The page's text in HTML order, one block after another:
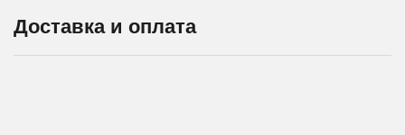
Доставка и оплата